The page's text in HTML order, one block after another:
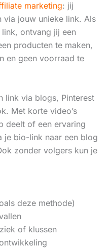
marketing: jij
jouw unieke link. Als
ontvang jij een
producten te maken,
en geen voorraad te
link via blogs, Pinterest
Met korte video’s
deelt of een ervaring
je bio-link naar een blog
zonder volgers kun je
deze methode)
of klussen